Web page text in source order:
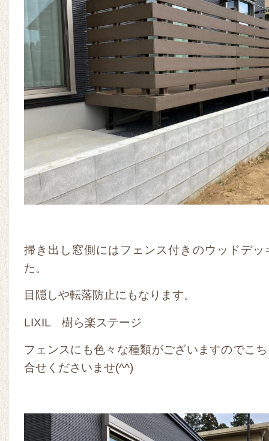
掃き出し窓側にはフェンス付きのウッドデッ
た。
目隠しや転落防止にもなります。
LIXIL 樹ら楽ステージ
フェンスにも色々な種類がございますのでこ
合せくださいませ(^^)